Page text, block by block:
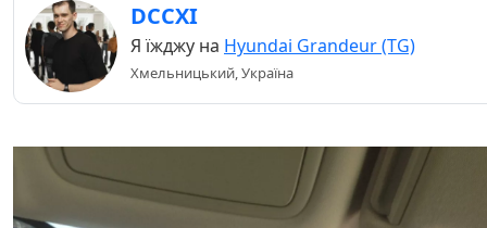
DCCXI
Я їжджу на Hyundai Grandeur (TG)
Хмельницький, Україна